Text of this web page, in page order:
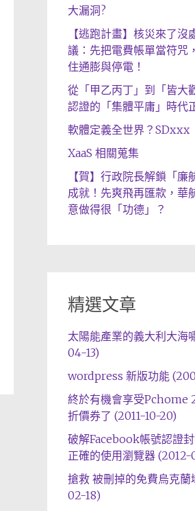
大漏洞?
【逃跑計畫】核災來了沒
議：先把電費帳單當符咒
住通膨與停電！
從「甲乙丙丁」到「皆大
認證的「集體平庸」時代
軟體定義全世界？SDxxx
XaaS 相關蒐集
【賀】行政院長解鎖「廉
成就！先爽飛再匯款，華
意做得很「功德」？
精選文章
太陽能產業的義大利大海
04-13)
wordpress 新版功能
終於有機會享受Pchome
折價券了 (2011-10-20)
破解Facebook帳號認證
正確的使用瀏覽器 (2012-
搶救 被刪掉的免費烏克
02-18)